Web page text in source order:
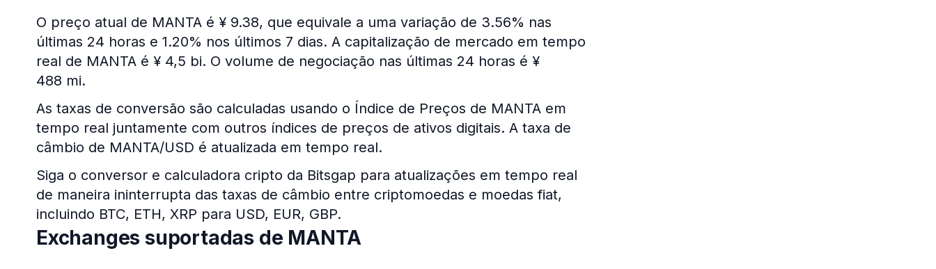
O preço atual de MANTA é ¥ 9.38, que equivale a uma variação de 3.56% nas
últimas 24 horas e 1.20% nos últimos 7 dias. A capitalização de mercado em tempo
real de MANTA é ¥ 4,5 bi. O volume de negociação nas últimas 24 horas é ¥
488 mi.
As taxas de conversão são calculadas usando o Índice de Preços de MANTA em
tempo real juntamente com outros índices de preços de ativos digitais. A taxa de
câmbio de MANTA/USD é atualizada em tempo real.
Siga o conversor e calculadora cripto da Bitsgap para atualizações em tempo real
de maneira ininterrupta das taxas de câmbio entre criptomoedas e moedas fiat,
incluindo BTC, ETH, XRP para USD, EUR, GBP.
Exchanges suportadas de MANTA